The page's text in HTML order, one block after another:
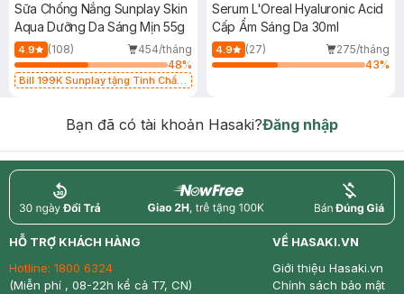
Sữa Chống Nắng Sunplay Skin
Aqua Dưỡng Da Sáng Mịn 55g
4.9 (108)
454/tháng
48%
Bill 199K Sunplay tặng Tinh Chất
Serum L'Oreal Hyaluronic Acid
Cấp Ẩm Sáng Da 30ml
4.9 (27)
275/tháng
43%
Bạn đã có tài khoản Hasaki?Đăng nhập
return nowfree price
HỖ TRỢ KHÁCH HÀNG
Hotline: 1800 6324
(Miễn phí , 08-22h kể cả T7, CN)
VỀ HASAKI.VN
Giới thiệu Hasaki.vn
Chính sách bảo mật